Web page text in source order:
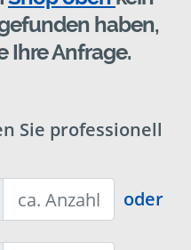
haben,
Ihre Anfrage.
Sie professionell
oder